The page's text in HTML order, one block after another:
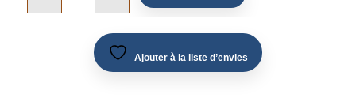
Ajouter à la liste d’envies